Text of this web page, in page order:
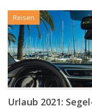
Reisen
Urlaub 2021: